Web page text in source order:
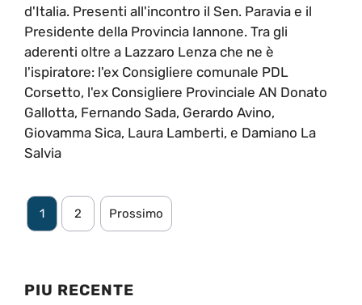
d'Italia. Presenti all'incontro il Sen. Paravia e il
Presidente della Provincia Iannone. Tra gli
aderenti oltre a Lazzaro Lenza che ne è
l'ispiratore: l'ex Consigliere comunale PDL
Corsetto, l'ex Consigliere Provinciale AN Donato
Gallotta, Fernando Sada, Gerardo Avino,
Giovamma Sica, Laura Lamberti, e Damiano La
Salvia
1 2 Prossimo
PIU RECENTE